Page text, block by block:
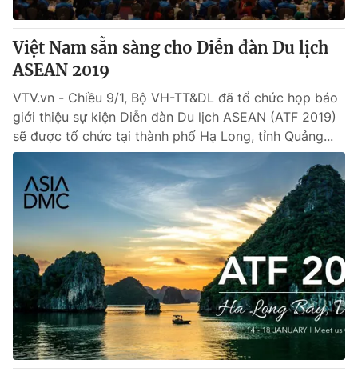
Việt Nam sẵn sàng cho Diễn đàn Du lịch
ASEAN 2019
VTV.vn - Chiều 9/1, Bộ VH-TT&DL đã tổ chức họp báo
giới thiệu sự kiện Diễn đàn Du lịch ASEAN (ATF 2019)
sẽ được tổ chức tại thành phố Hạ Long, tỉnh Quảng...